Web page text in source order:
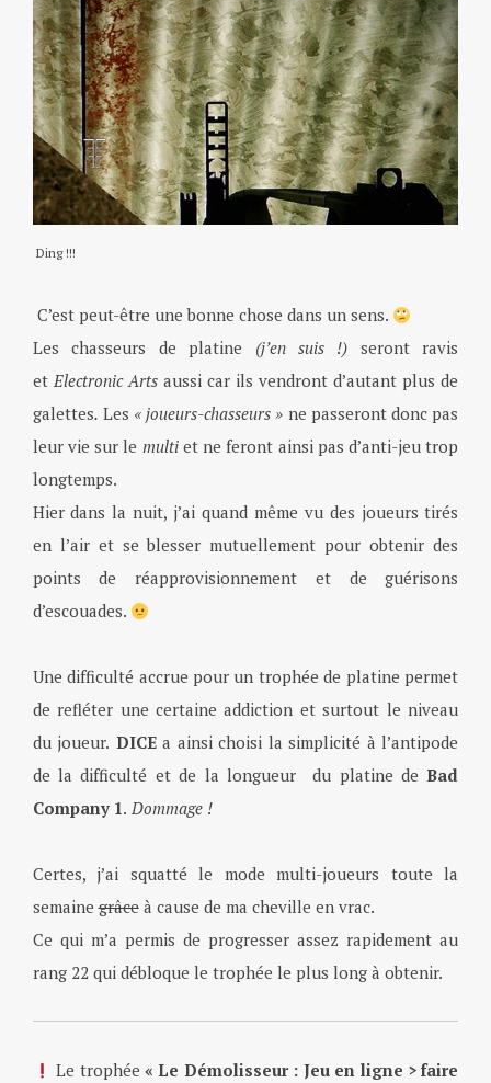
Ding !!!
C’est peut-être une bonne chose dans un sens.
Les chasseurs de platine (j’en suis !) seront ravis
et Electronic Artsaussi car ils vendront d’autant plus de
galettes. Les « joueurs-chasseurs » ne passeront donc pas
leur vie sur le multi et ne feront ainsi pas d’anti-jeu trop
longtemps.
Hier dans la nuit, j’ai quand même vu des joueurs tirés
en l’air et se blesser mutuellement pour obtenir des
points de réapprovisionnement et de guérisons
d’escouades.
Une difficulté accrue pour un trophée de platine permet
de refléter une certaine addiction et surtout le niveau
du joueur. DICEa ainsi choisi la simplicité à l’antipode
de la difficulté et de la longueur du platine deBad
Company 1. Dommage !
Certes, j’ai squatté le mode multi-joueurs toute la
semainegrâceà cause de ma cheville en vrac.
Ce qui m’a permis de progresser assez rapidement au
rang 22 qui débloque le trophée le plus long à obtenir.
Le trophée « Le Démolisseur : Jeu en ligne > faire